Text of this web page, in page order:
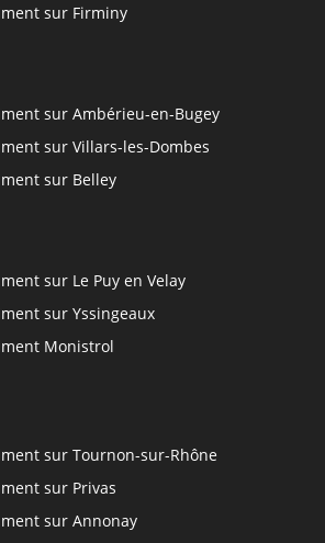
sur Firminy
sur Ambérieu-en-Bugey
sur Villars-les-Dombes
sur Belley
sur Le Puy en Velay
sur Yssingeaux
Monistrol
sur Tournon-sur-Rhône
sur Privas
sur Annonay